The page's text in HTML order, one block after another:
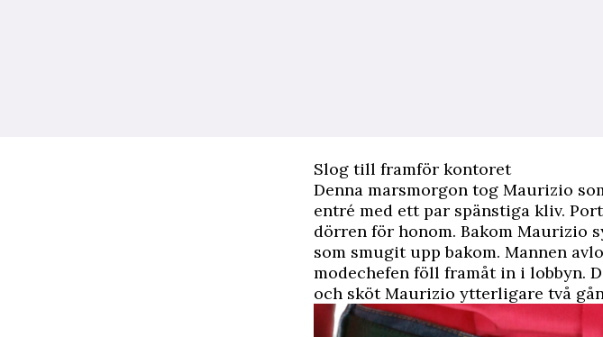
Slog till framför kontoret
Denna marsmorgon tog Maurizio
entré med ett par spänstiga kliv.
dörren för honom. Bakom Maurizio
som smugit upp bakom. Mannen
modechefen föll framåt in i lobbyn.
och sköt Maurizio ytterligare två